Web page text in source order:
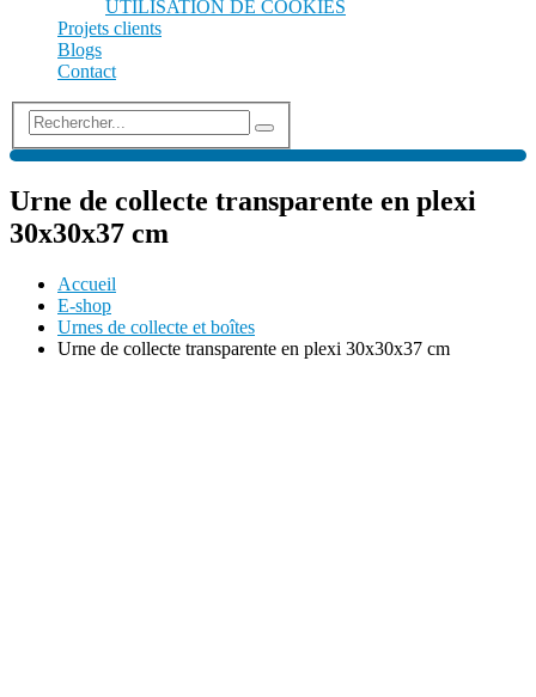
UTILISATION DE COOKIES
Projets clients
Blogs
Contact
Urne de collecte transparente en plexi
30x30x37 cm
Accueil
E-shop
Urnes de collecte et boîtes
Urne de collecte transparente en plexi 30x30x37 cm